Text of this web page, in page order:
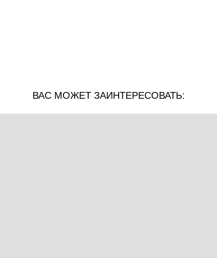
ВАС МОЖЕТ ЗАИНТЕРЕСОВАТЬ: